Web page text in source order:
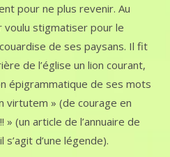
pour ne plus revenir. Au
voulu stigmatiser pour le
de ses paysans. Il fit
de l’église un lion courant,
épigrammatique de ses mots
virtutem » (de courage en
» (un article de l’annuaire de
s’agit d’une légende).